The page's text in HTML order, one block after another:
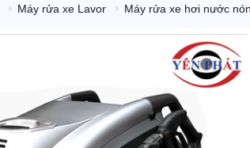
Máy rửa xe Lavor Máy rửa xe hơi nước